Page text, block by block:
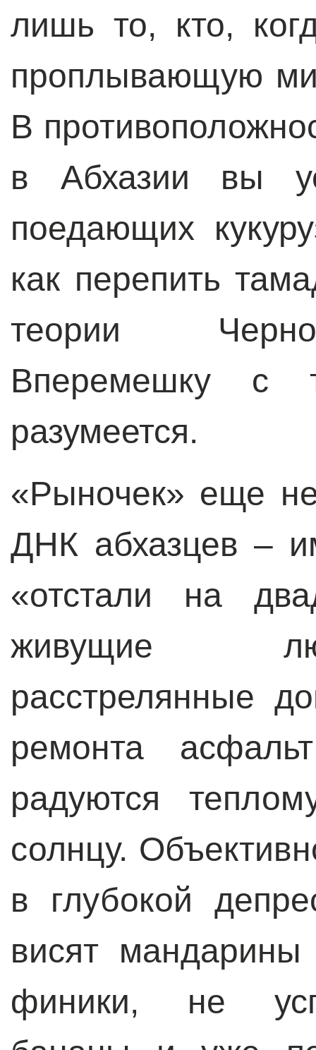
лишь то, кто,
проплывающую
В
в Абхазии вы
поедающих
как перепить
теории
Вперемешку с
разумеется.
«Рыночек» еще
ДНК абхазцев –
«отстали на
живущие
расстрелянные
ремонта
радуются
солнцу.
в глубокой
висят
финики, не